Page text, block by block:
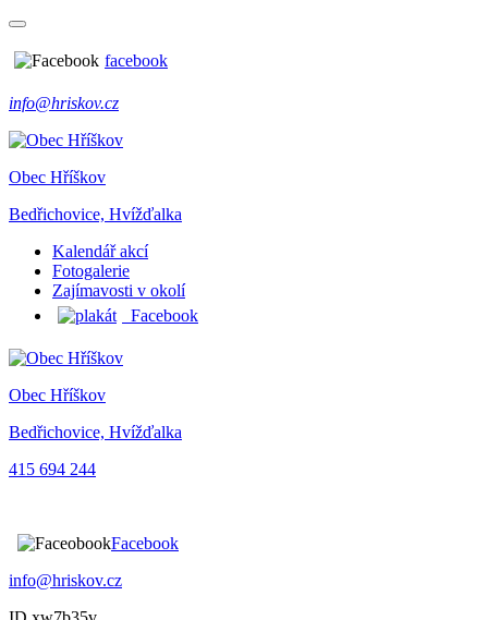
facebook
info@hriskov.cz
Obec Hříškov
Bedřichovice, Hvížďalka
Kalendář akcí
Fotogalerie
Zajímavosti v okolí
Facebook
Obec Hříškov
Bedřichovice, Hvížďalka
415 694 244
Facebook
info@hriskov.cz